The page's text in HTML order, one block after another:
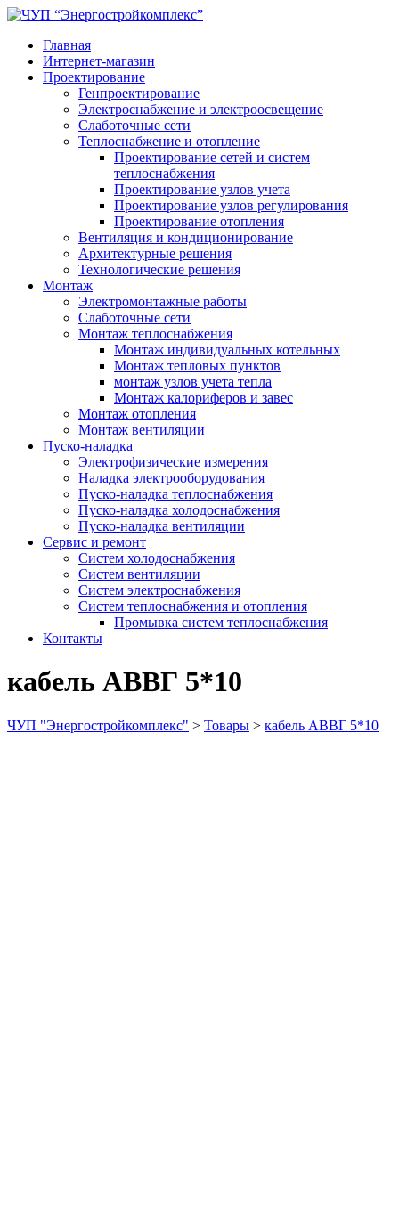
Главная
Интернет-магазин
Проектирование
Генпроектирование
Электроснабжение и электроосвещение
Слаботочные сети
Теплоснабжение и отопление
Проектирование сетей и систем
теплоснабжения
Проектирование узлов учета
Проектирование узлов регулирования
Проектирование отопления
Вентиляция и кондиционирование
Архитектурные решения
Технологические решения
Монтаж
Электромонтажные работы
Слаботочные сети
Монтаж теплоснабжения
Монтаж индивидуальных котельных
Монтаж тепловых пунктов
монтаж узлов учета тепла
Монтаж калориферов и завес
Монтаж отопления
Монтаж вентиляции
Пуско-наладка
Электрофизические измерения
Наладка электрооборудования
Пуско-наладка теплоснабжения
Пуско-наладка холодоснабжения
Пуско-наладка вентиляции
Сервис и ремонт
Систем холодоснабжения
Систем вентиляции
Систем электроснабжения
Систем теплоснабжения и отопления
Промывка систем теплоснабжения
Контакты
кабель АВВГ 5*10
ЧУП "Энергостройкомплекс" > Товары > кабель АВВГ 5*10